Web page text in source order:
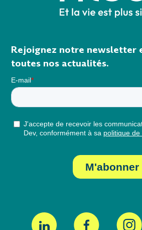
Rejoignez notre newsletter
toutes nos actualités.